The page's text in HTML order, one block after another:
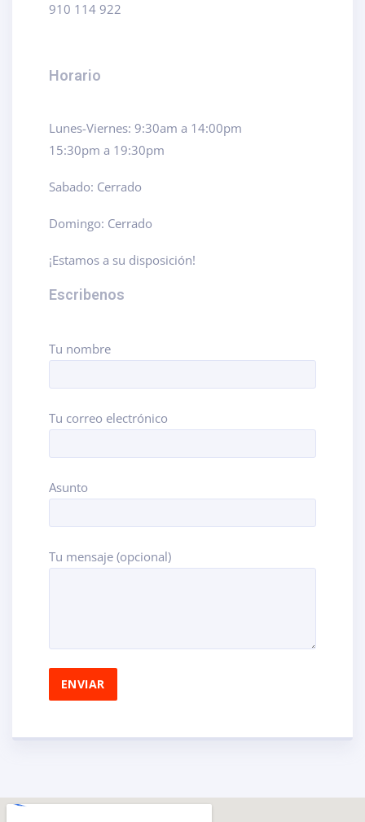
910 114 922
Horario
Lunes-Viernes: 9:30am a 14:00pm
15:30pm a 19:30pm
Sabado: Cerrado
Domingo: Cerrado
¡Estamos a su disposición!
Escribenos
Tu nombre
Tu correo electrónico
Asunto
Tu mensaje (opcional)